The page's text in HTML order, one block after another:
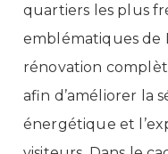
quartiers les plus
emblématiques de
rénovation
afin d’améliorer la
énergétique et